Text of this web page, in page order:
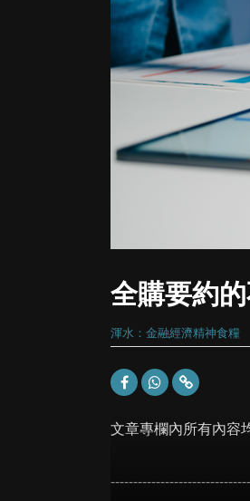
全購要約
渾水：金融經濟精神食糧
文章專欄內所有內容